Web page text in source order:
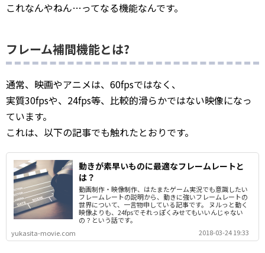
これなんやねん…ってなる機能なんです。
フレーム補間機能とは?
通常、映画やアニメは、60fpsではなく、
実質30fpsや、24fps等、比較的滑らかではない映像になっ
ています。
これは、以下の記事でも触れたとおりです。
動きが素早いものに最適なフレームレートと
は？
動画制作・映像制作、はたまたゲーム実況でも意識したい
フレームレートの説明から、動きに強いフレームレートの
世界について、一言物申している記事です。 ヌルっと動く
映像よりも、24fpsでそれっぽくみせてもいいんじゃない
の？という話です。
yukasita-movie.com
2018-03-24 19:33